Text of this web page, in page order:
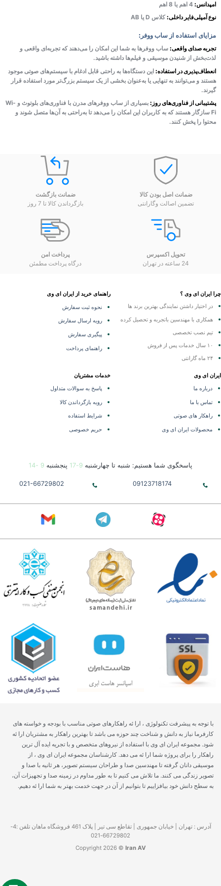
امپدانس:
نوع آمپلی‌فایر داخلی: کلاس D یا AB
مزایای استفاده از ساب ووفر:
تجربه صدای واقعی: ساب ووفرها به شما این امکان را می‌دهند که تجربه‌ای واقعی و
لذت‌بخش از شنیدن موسیقی و فیلم‌ها داشته باشید.
انعطاف‌پذیری در استفاده:این دستگاه‌ها به راحتی قابل ادغام با سیستم‌های صوتی موجود
هستند و می‌توانند به تنهایی یا به‌عنوان بخشی از یک سیستم بزرگ‌تر مورد استفاده قرار
گیرند.
پشتیبانی از فناوری‌های روز:
بسیاری از ساب ووفرهای مدرن با فناوری‌های بلوتوث و Wi-
Fi سازگار هستند که به کاربران این امکان را می‌دهد تا به‌راحتی به آن‌ها متصل شوند و
محتوا را پخش کنند.
ضمانت اصل بودن کالا
تضمین اصالت وگارانتی
ضمانت بازگشت
بازگرداندن کالا تا 7 روز
تحویل اکسپرس
24 ساعته در تهران
پرداخت امن
درگاه پرداخت مطمئن
ایران ای وی ؟
در اختیار داشتن نمایندگیبهترین برند ها
همکاری با مهندسین باتجربه و تحصیل کرده
تیم نصب تخصصی
۲۴ ماه گارانتی
راهنمای خرید از ایران ای وی
نحوه ثبت سفارش
رویه ارسال سفارش
پیگیری سفارش
راهنمای پرداخت
ای وی
درباره ما
تماس با ما
راهکار های صوتی
محصولات ایران ای وی
خدمات مشتریان
پاسخ به سوالات متداول
رویه بازگرداندن کالا
شرایط استفاده
حریم خصوصی
پاسخگوی شما هستیم: شنبه تا چهارشنبه9-17 پنجشنبه9 -14
09123718174
021-66729802
با توجه به پیشرفت تکنولوژی ، ارا ئه راهکارهای صوتی مناسب با بودجه و خواسته های
کارفرما نیاز به دانش و شناخت چند حوزه می باشد تا بهترین راهکار به مشتریان ارا ئه
شود. مجموعه ایران ای وی با استفاده از نیروهای متخصص و با تجریه ایده آل ترین
راهکار را برای پروژه شما ارا ئه می دهد. کارشناسان مجموعه ایران ای وی ، از
موسیقی دانان گرفته تا مهندسین صدا و طراحان سیستم تصویر، هر ثانیه با صدا و
تصویر زندگی می کنند. ما تلاش می کنیم تا به طور مداوم در زمینه صدا و تجهیزات آن،
به سطح دانش خود بیافزاییم تا بتوانیم از آن در جهت خدمت بهتر به شما ارا ئه دهیم.
آدرس : تهران | خیابان جمهوری | تقاطع سی تیر | پلاک 461 فروشگاه ماهان تلفن :4-
66729802-021
Copyright 2026 ©Iran AV